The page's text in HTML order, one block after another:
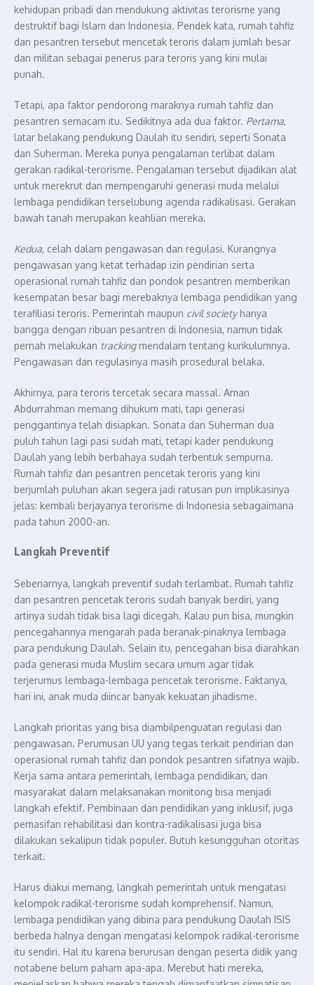
kehidupan pribadi dan mendukung aktivitas terorisme yang
destruktif bagi Islam dan Indonesia. Pendek kata, rumah tahfiz
dan pesantren tersebut mencetak teroris dalam jumlah besar
dan militan sebagai penerus para teroris yang kini mulai
punah.
Tetapi, apa faktor pendorong maraknya rumah tahfiz dan
pesantren semacam itu. Sedikitnya ada dua faktor. Pertama,
latar belakang pendukung Daulah itu sendiri, seperti Sonata
dan Suherman. Mereka punya pengalaman terlibat dalam
gerakan radikal-terorisme. Pengalaman tersebut dijadikan alat
untuk merekrut dan mempengaruhi generasi muda melalui
lembaga pendidikan terselubung agenda radikalisasi. Gerakan
bawah tanah merupakan keahlian mereka.
Kedua, celah dalam pengawasan dan regulasi. Kurangnya
pengawasan yang ketat terhadap izin pendirian serta
operasional rumah tahfiz dan pondok pesantren memberikan
kesempatan besar bagi merebaknya lembaga pendidikan yang
terafiliasi teroris. Pemerintah maupun civil societyhanya
bangga dengan ribuan pesantren di Indonesia, namun tidak
pernah melakukan trackingmendalam tentang kurikulumnya.
Pengawasan dan regulasinya masih prosedural belaka.
Akhirnya, para teroris tercetak secara massal. Aman
Abdurrahman memang dihukum mati, tapi generasi
penggantinya telah disiapkan. Sonata dan Suherman dua
puluh tahun lagi pasi sudah mati, tetapi kader pendukung
Daulah yang lebih berbahaya sudah terbentuk sempurna.
Rumah tahfiz dan pesantren pencetak teroris yang kini
berjumlah puluhan akan segera jadi ratusan pun implikasinya
jelas: kembali berjayanya terorisme di Indonesia sebagaimana
pada tahun 2000-an.
Langkah Preventif
Sebenarnya, langkah preventif sudah terlambat. Rumah tahfiz
dan pesantren pencetak teroris sudah banyak berdiri, yang
artinya sudah tidak bisa lagi dicegah. Kalau pun bisa, mungkin
pencegahannya mengarah pada beranak-pinaknya lembaga
para pendukung Daulah. Selain itu, pencegahan bisa diarahkan
pada generasi muda Muslim secara umum agar tidak
terjerumus lembaga-lembaga pencetak terorisme. Faktanya,
hari ini, anak muda diincar banyak kekuatan jihadisme.
Langkah prioritas yang bisa diambilpenguatan regulasi dan
pengawasan. Perumusan UU yang tegas terkait pendirian dan
operasional rumah tahfiz dan pondok pesantren sifatnya wajib.
Kerja sama antara pemerintah, lembaga pendidikan, dan
masyarakat dalam melaksanakan monitong bisa menjadi
langkah efektif. Pembinaan dan pendidikan yang inklusif, juga
pemasifan rehabilitasi dan kontra-radikalisasi juga bisa
dilakukan sekalipun tidak populer. Butuh kesungguhan otoritas
terkait.
Harus diakui memang, langkah pemerintah untuk mengatasi
kelompok radikal-terorisme sudah komprehensif. Namun,
lembaga pendidikan yang dibina para pendukung Daulah ISIS
berbeda halnya dengan mengatasi kelompok radikal-terorisme
itu sendiri. Hal itu karena berurusan dengan peserta didik yang
notabene belum paham apa-apa. Merebut hati mereka,